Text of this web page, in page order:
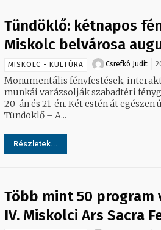
Tündöklő: kétnapos
Miskolc belvárosa
MISKOLC - KULTÚRA Csrefkó Judit
Monumentális fényfestések,
munkái varázsolják szabadtéri
20-án és 21-én. Két estén át egészen új arcát mutatja Miskolc belvárosa a
Tündöklő – A...
Részletek...
Több mint 50 program
IV. Miskolci Ars Sacra